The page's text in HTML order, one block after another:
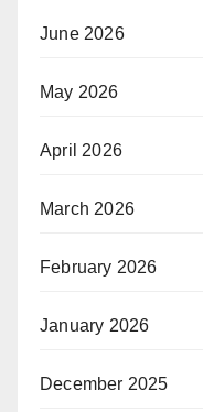
June 2026
May 2026
April 2026
March 2026
February 2026
January 2026
December 2025